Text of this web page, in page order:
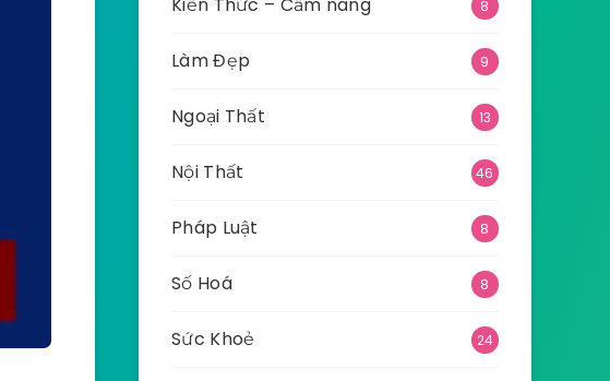
8
Làm Đẹp 9
Ngoại Thất 13
Nội Thất 46
Pháp Luật 8
Số Hoá 8
Sức Khoẻ 24